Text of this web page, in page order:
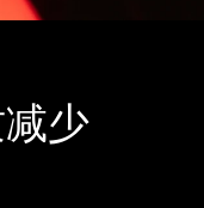
少
预计送达日期